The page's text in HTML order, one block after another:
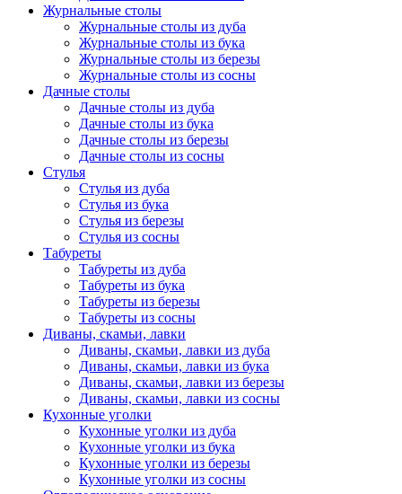
Журнальные столы
Журнальные столы из дуба
Журнальные столы из бука
Журнальные столы из березы
Журнальные столы из сосны
Дачные столы
Дачные столы из дуба
Дачные столы из бука
Дачные столы из березы
Дачные столы из сосны
Стулья
Стулья из дуба
Стулья из бука
Стулья из березы
Стулья из сосны
Табуреты
Табуреты из дуба
Табуреты из бука
Табуреты из березы
Табуреты из сосны
Диваны, скамьи, лавки
Диваны, скамьи, лавки из дуба
Диваны, скамьи, лавки из бука
Диваны, скамьи, лавки из березы
Диваны, скамьи, лавки из сосны
Кухонные уголки
Кухонные уголки из дуба
Кухонные уголки из бука
Кухонные уголки из березы
Кухонные уголки из сосны